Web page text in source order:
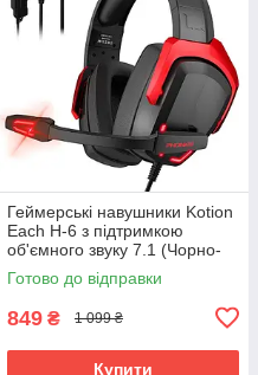
Геймерські навушники Kotion
Each H-6 з підтримкою
об'ємного звуку 7.1 (Чорно-
червоний)
Готово до відправки
849 ₴ 1 099 ₴
Купити